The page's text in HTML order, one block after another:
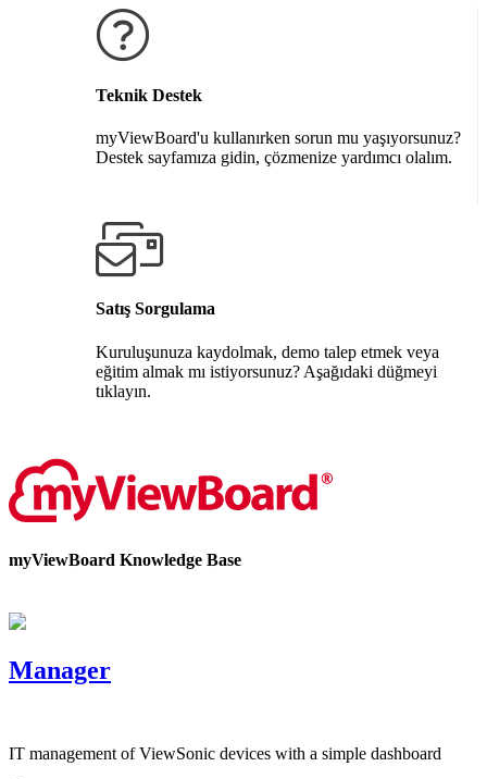
Teknik Destek
myViewBoard'u kullanırken sorun mu yaşıyorsunuz?
Destek sayfamıza gidin, çözmenize yardımcı olalım.
Satış Sorgulama
Kuruluşunuza kaydolmak, demo talep etmek veya
eğitim almak mı istiyorsunuz? Aşağıdaki düğmeyi
tıklayın.
myViewBoard Knowledge Base
Manager
IT management of ViewSonic devices with a simple dashboard